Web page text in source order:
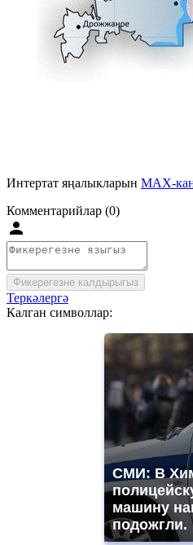
Интертат яңалыкларын MAX-
Комментарийлар (0)
Фикерегезне калдырыгыз
Теркәлергә
Калган символлар:
СМИ: В
машину
подожгли.